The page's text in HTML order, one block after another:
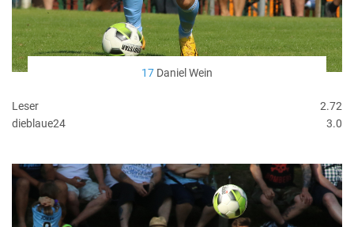
17 Daniel Wein
Leser
2.72
dieblaue24
3.0